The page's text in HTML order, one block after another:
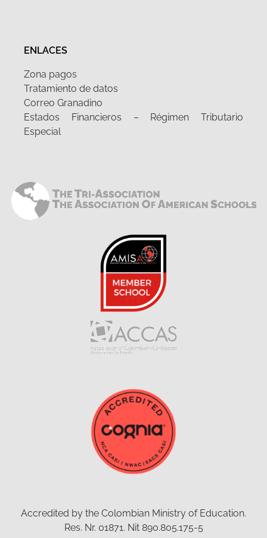
ENLACES
Zona pagos
Tratamiento de datos
Correo Granadino
Estados Financieros – Régimen Tributario
Especial
Accredited by the Colombian Ministry of Education.
Res. Nr. 01871. Nit 890.805.175-5